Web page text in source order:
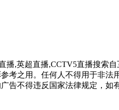
播,英超直播,CCTV5直播搜索
考之用。任何人不得用于非
告不得违反国家法律规定，